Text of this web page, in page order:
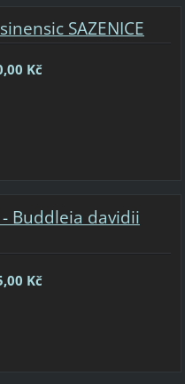
SAZENICE
Kč
Buddleia davidii
Kč